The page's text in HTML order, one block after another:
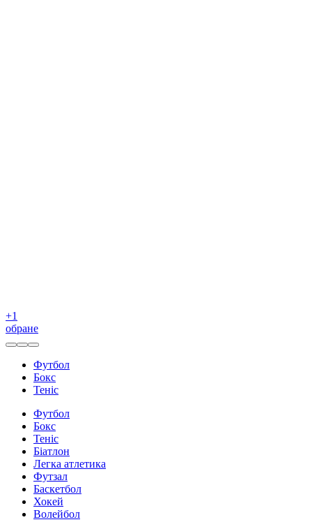
+1
обране
Футбол
Бокс
Теніс
Футбол
Бокс
Теніс
Біатлон
Легка атлетика
Футзал
Баскетбол
Хокей
Волейбол